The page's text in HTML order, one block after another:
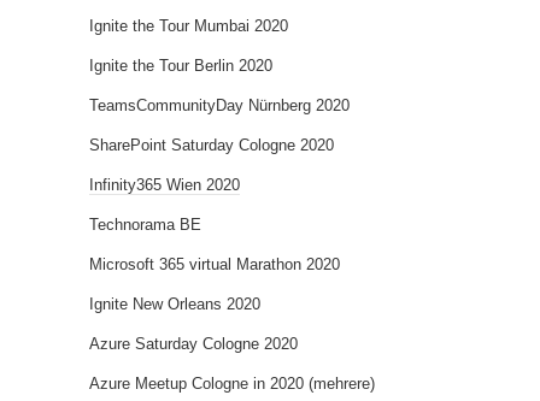
Ignite the Tour Mumbai 2020
Ignite the Tour Berlin 2020
TeamsCommunityDay Nürnberg 2020
SharePoint Saturday Cologne 2020
Infinity365 Wien 2020
Technorama BE
Microsoft 365 virtual Marathon 2020
Ignite New Orleans 2020
Azure Saturday Cologne 2020
Azure Meetup Cologne in 2020 (mehrere)